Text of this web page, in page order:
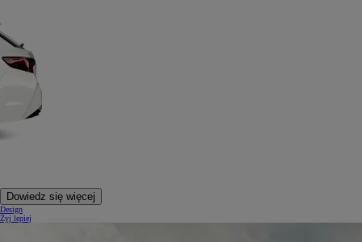
Dowiedz się więcej
Design
Żyj lepiej